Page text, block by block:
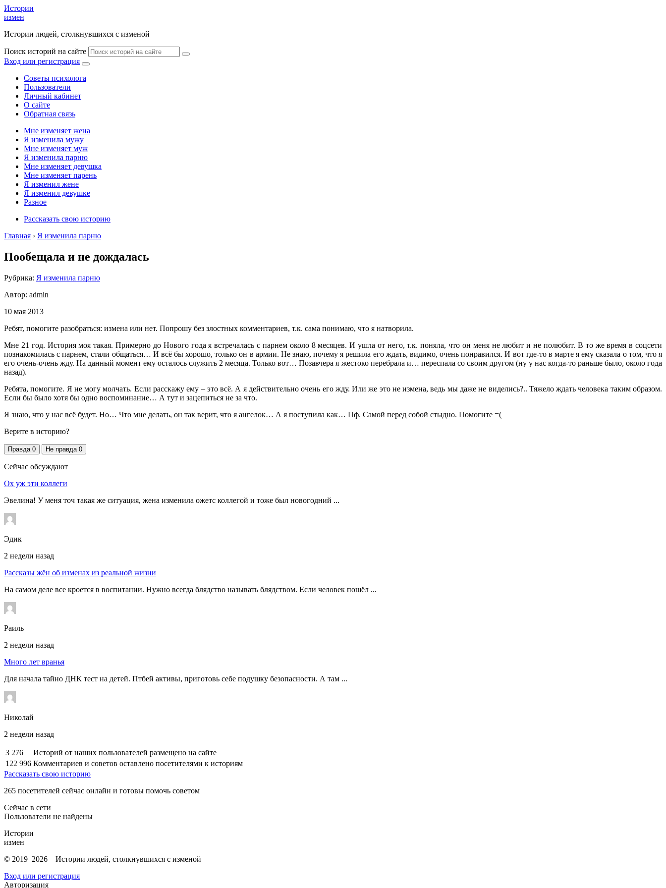
Истории
измен
Истории людей, столкнувшихся с изменой
Поиск историй на сайте
Вход или регистрация
Советы психолога
Пользователи
Личный кабинет
О сайте
Обратная связь
Мне изменяет жена
Я изменила мужу
Мне изменяет муж
Я изменила парню
Мне изменяет девушка
Мне изменяет парень
Я изменил жене
Я изменил девушке
Разное
Рассказать свою историю
Главная › Я изменила парню
Пообещала и не дождалась
Рубрика: Я изменила парню
Автор: admin
10 мая 2013
Ребят, помогите разобраться: измена или нет. Попрошу без злостных комментариев, т.к. сама понимаю, что я натворила.
Мне 21 год. История моя такая. Примерно до Нового года я встречалась с парнем около 8 месяцев. И ушла от него, т.к. поняла, что он меня не любит и не полюбит. В то же время в соцсети
познакомилась с парнем, стали общаться… И всё бы хорошо, только он в армии. Не знаю, почему я решила его ждать, видимо, очень понравился. И вот где-то в марте я ему сказала о том, что я
его очень-очень жду. На данный момент ему осталось служить 2 месяца. Только вот… Позавчера я жестоко перебрала и… переспала со своим другом (ну у нас когда-то раньше было, около года
назад).
Ребята, помогите. Я не могу молчать. Если расскажу ему – это всё. А я действительно очень его жду. Или же это не измена, ведь мы даже не виделись?.. Тяжело ждать человека таким образом.
Если бы было хотя бы одно воспоминание… А тут и зацепиться не за что.
Я знаю, что у нас всё будет. Но… Что мне делать, он так верит, что я ангелок… А я поступила как… Пф. Самой перед собой стыдно. Помогите =(
Верите в историю?
Правда 0 Не правда 0
Сейчас обсуждают
Ох уж эти коллеги
Эвелина! У меня точ такая же ситуация, жена изменила ожетс коллегой и тоже был новогодний ...
Эдик
2 недели назад
Рассказы жён об изменах из реальной жизни
На самом деле все кроется в воспитании. Нужно всегда блядство называть блядством. Если человек пошёл ...
Раиль
2 недели назад
Много лет вранья
Для начала тайно ДНК тест на детей. Птбей активы, приготовь себе подушку безопасности. А там ...
Николай
2 недели назад
3 276
Историй от наших пользователей размещено на сайте
122 996 Комментариев и советов оставлено посетителями к историям
Рассказать свою историю
265 посетителей сейчас онлайн и готовы помочь советом
Сейчас в сети
Пользователи не найдены
Истории
измен
© 2019–2026 – Истории людей, столкнувшихся с изменой
Вход или регистрация
Авторизация